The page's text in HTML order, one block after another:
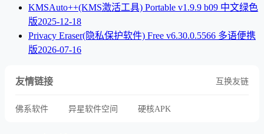
KMSAuto++(KMS激活工具) Portable v1.9.9 b09 中文绿色
版2025-12-18
Privacy Eraser(隐私保护软件) Free v6.30.0.5566 多语便携
版2026-07-16
友情链接 互换友链
佛系软件 异星软件空间 硬核APK